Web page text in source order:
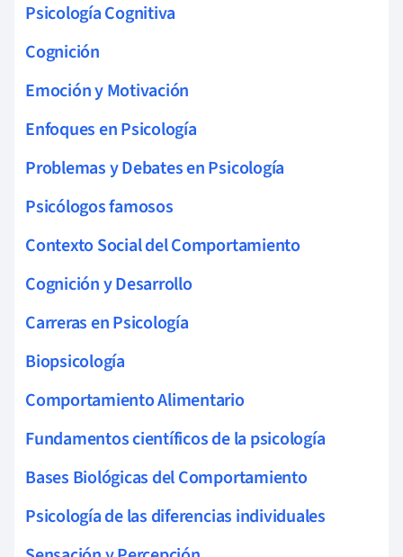
Psicología Cognitiva
Cognición
Emoción y Motivación
Enfoques en Psicología
Problemas y Debates en Psicología
Psicólogos famosos
Contexto Social del Comportamiento
Cognición y Desarrollo
Carreras en Psicología
Biopsicología
Comportamiento Alimentario
Fundamentos científicos de la psicología
Bases Biológicas del Comportamiento
Psicología de las diferencias individuales